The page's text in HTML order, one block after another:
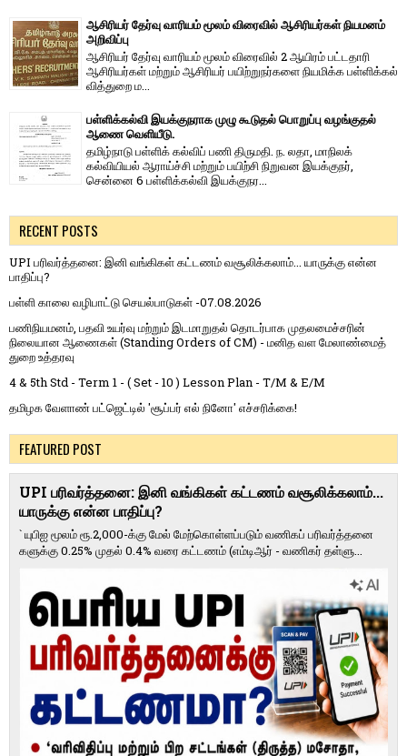
ஆசிரியர் தேர்வு வாரியம் மூலம் விரைவில் ஆசிரியர்கள் நியமனம்
அறிவிப்பு
ஆசிரியர் தேர்வு வாரி​யம் மூலம் விரை​வில் 2 ஆயிரம் பட்​ட​தாரி
ஆசிரியர்​கள் மற்​றும் ஆசிரியர் பயிற்றுநர்​களை நியமிக்க பள்​ளிக்​கல்​
வித்​துறை ம...
பள்ளிக்கல்வி இயக்குநராக முழு கூடுதல் பொறுப்பு வழங்குதல்
ஆணை வெளியீடு.
தமிழ்நாடு பள்ளிக் கல்விப் பணி திருமதி. ந. லதா, மாநிலக்
கல்வியியல் ஆராய்ச்சி மற்றும் பயிற்சி நிறுவன இயக்குநர்,
சென்னை 6 பள்ளிக்கல்வி இயக்குநர...
RECENT POSTS
UPI பரிவர்த்தனை: இனி வங்கிகள் கட்டணம் வசூலிக்கலாம்... யாருக்கு என்ன
பாதிப்பு?
பள்ளி காலை வழிபாட்டு செயல்பாடுகள் -07.08.2026
பணிநியமனம், பதவி உயர்வு மற்றும் இடமாறுதல் தொடர்பாக முதலமைச்சரின்
நிலையான ஆணைகள் (Standing Orders of CM) - மனித வள மேலாண்மைத்
துறை உத்தரவு
4 & 5th Std - Term 1 - ( Set - 10 ) Lesson Plan - T/M & E/M
தமிழக வேளாண் பட்ஜெட்டில் 'சூப்பர் எல் நினோ' எச்சரிக்கை!
FEATURED POST
UPI பரிவர்த்தனை: இனி வங்கிகள் கட்டணம் வசூலிக்கலாம்...
யாருக்கு என்ன பாதிப்பு?
` யுபிஐ மூலம் ரூ.2,000-க்கு மேல் மேற்​கொள்​ளப்​படும் வணி​கப் பரிவர்த்​தனை​
களுக்கு 0.25% முதல் 0.4% வரை கட்​ட​ணம் (எம்​டிஆர் - வணி​கர் தள்​ளு...